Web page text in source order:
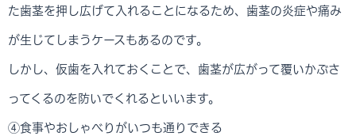
た歯茎を押し広げて入れることになるため、歯茎の炎症や痛み
が生じてしまうケースもあるのです。
しかし、仮歯を入れておくことで、歯茎が広がって覆いかぶさ
ってくるのを防いでくれるといいます。
④食事やおしゃべりがいつも通りできる